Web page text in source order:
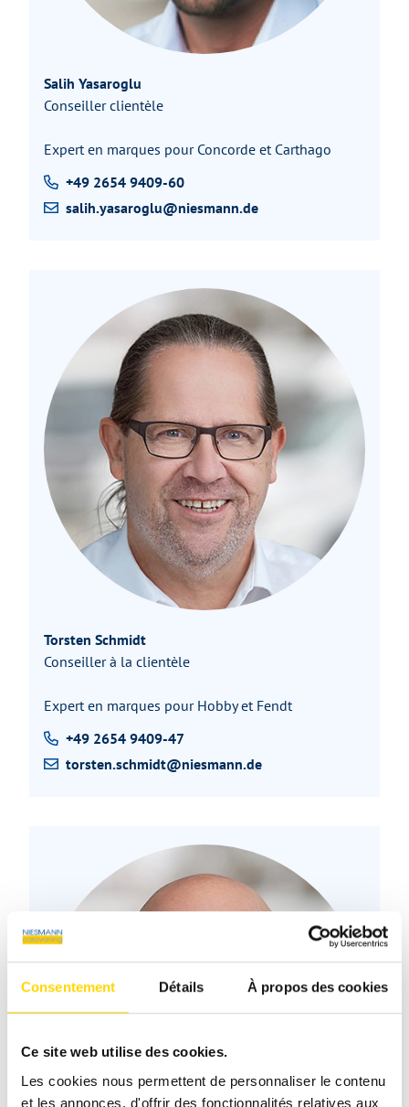
Consentement Détails À propos des cookies
Ce site web utilise des cookies.
Les cookies nous permettent de personnaliser le contenu
et les annonces, d'offrir des fonctionnalités relatives aux
Salih Yasaroglu
Conseiller clientèle
Expert en marques pour Concorde et Carthago
+49 2654 9409-60
salih.yasaroglu@niesmann.de
Torsten Schmidt
Conseiller à la clientèle
Expert en marques pour Hobby et Fendt
+49 2654 9409-47
torsten.schmidt@niesmann.de